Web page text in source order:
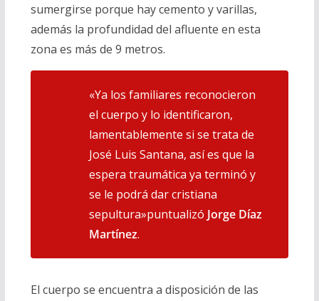
sumergirse porque hay cemento y varillas,
además la profundidad del afluente en esta
zona es más de 9 metros.
«Ya los familiares reconocieron
el cuerpo y lo identificaron,
lamentablemente si se trata de
José Luis Santana, así es que la
espera traumática ya terminó y
se le podrá dar cristiana
sepultura»puntualizó Jorge Díaz
Martínez.
El cuerpo se encuentra a disposición de las